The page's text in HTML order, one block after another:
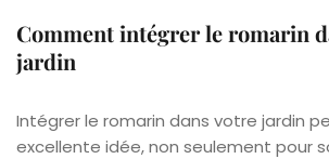
Comment intégrer le romarin
jardin
Intégrer le romarin dans votre jardin
excellente idée, non seulement pour